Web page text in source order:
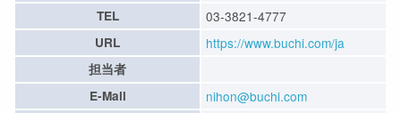
TEL 03-3821-4777
URL https://www.buchi.com/ja
担当者
E-Mail
nihon@buchi.com